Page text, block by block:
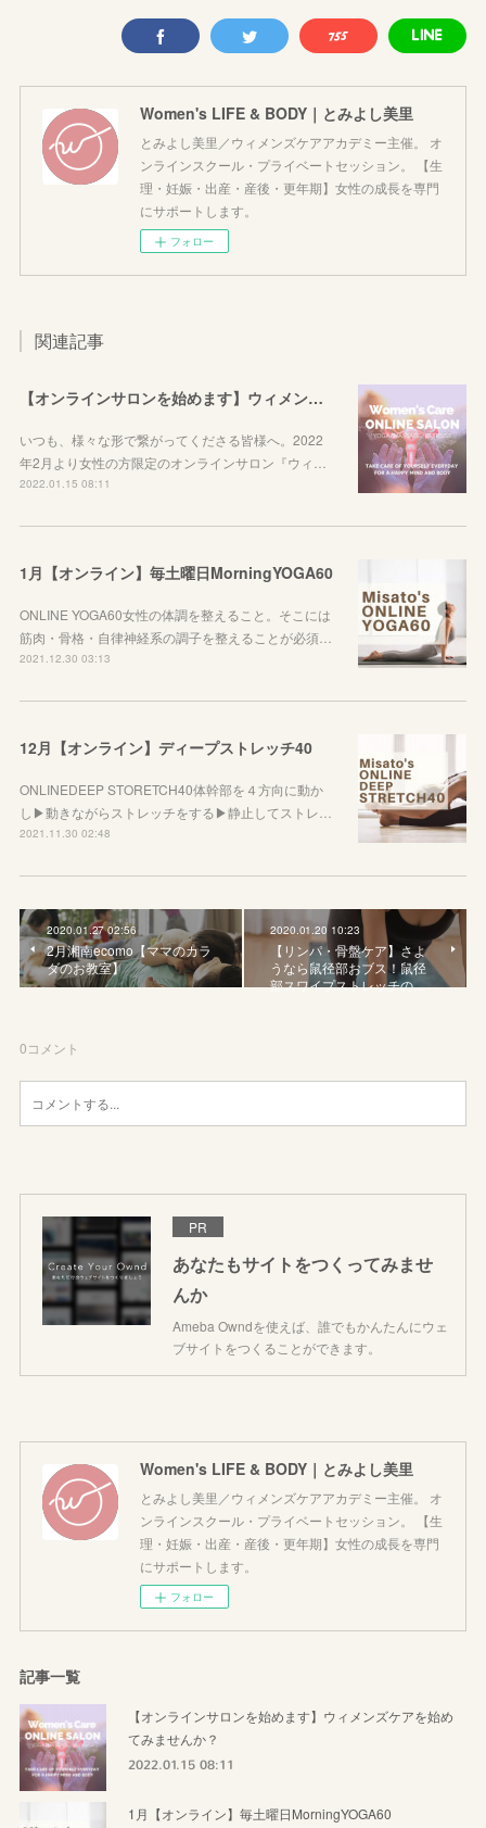
Women's LIFE & BODY｜とみよし美里
とみよし美里／ウィメンズケアアカデミー主催。 オ
ンラインスクール・プライベートセッション。 【生
理・妊娠・出産・産後・更年期】女性の成長を専門
にサポートします。
フォロー
関連記事
【オンラインサロンを始めます】ウィメンズケアを始めてみませんか？
いつも、様々な形で繋がってくださる皆様へ。2022
年2月より女性の方限定のオンラインサロン『ウィ…
2022.01.15 08:11
1月【オンライン】毎土曜日MorningYOGA60
ONLINE YOGA60女性の体調を整えること。そこには
筋肉・骨格・自律神経系の調子を整えることが必須…
2021.12.30 03:13
12月【オンライン】ディープストレッチ40
ONLINEDEEP STORETCH40体幹部を４方向に動か
し▶︎動きながらストレッチをする▶︎静止してストレ…
2021.11.30 02:48
2020.01.27 02:56
2月湘南ecomo【ママのカラ
ダのお教室】
2020.01.20 10:23
【リンパ・骨盤ケア】さよ
うなら鼠径部おブス！鼠径
部スワイプストレッチの…
0コメント
PR
あなたもサイトをつくってみませ
んか
Ameba Owndを使えば、誰でもかんたんにウェ
ブサイトをつくることができます。
Women's LIFE & BODY｜とみよし美里
とみよし美里／ウィメンズケアアカデミー主催。 オ
ンラインスクール・プライベートセッション。 【生
理・妊娠・出産・産後・更年期】女性の成長を専門
にサポートします。
フォロー
記事一覧
【オンラインサロンを始めます】ウィメンズケアを始め
てみませんか？
2022.01.15 08:11
1月【オンライン】毎土曜日MorningYOGA60